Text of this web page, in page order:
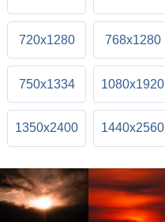
720x1280 768x1280
750x1334 1080x1920
1350x2400 1440x2560